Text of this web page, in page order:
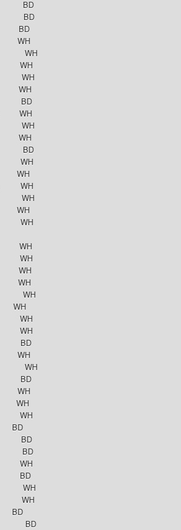
BD
BD
BD
WH
WH
WH
WH
WH
BD
WH
WH
WH
BD
WH
WH
WH
WH
WH
WH
WH
WH
WH
WH
WH
WH
WH
WH
BD
WH
WH
BD
WH
WH
WH
BD
BD
BD
WH
BD
WH
WH
BD
BD